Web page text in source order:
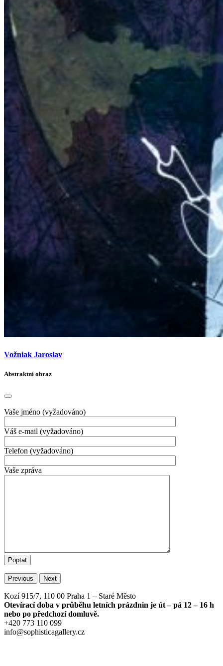
Vožniak Jaroslav
Abstraktní obraz
Vaše jméno (vyžadováno)
Váš e-mail (vyžadováno)
Telefon (vyžadováno)
Vaše zpráva
Previous Next
Kozí 915/7, 110 00 Praha 1 – Staré Město
Otevírací doba v průběhu letních prázdnin je út – pá 12 – 16 h
nebo po předchozí domluvě.
+420 773 110 099
info@sophisticagallery.cz